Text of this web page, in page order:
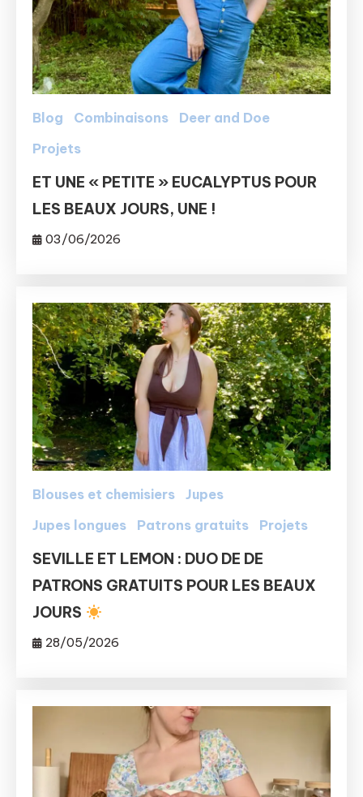
Blog Combinaisons
Deer and Doe
Projets
ET UNE « PETITE » EUCALYPTUS POUR
LES BEAUX JOURS, UNE !
03/06/2026
Blouses et chemisiers
Jupes
Jupes longues
Patrons gratuits Projets
SEVILLE ET LEMON : DUO DE DE
PATRONS GRATUITS POUR LES BEAUX
JOURS
28/05/2026